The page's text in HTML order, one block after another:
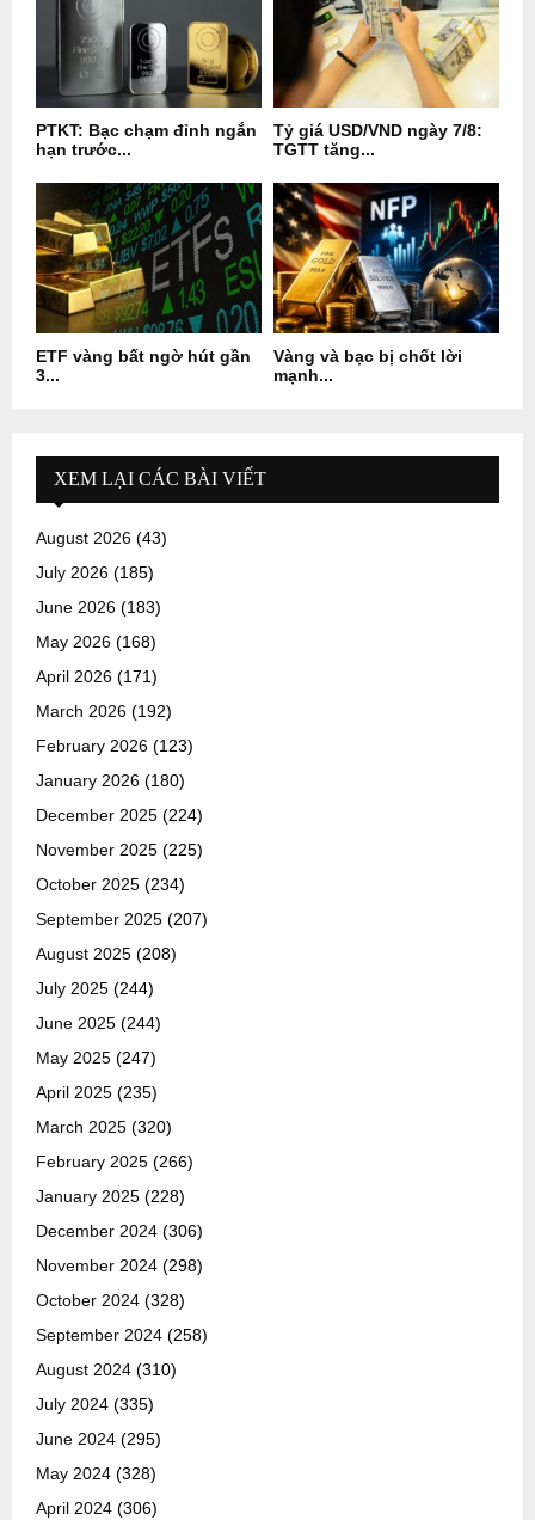
PTKT: Bạc chạm đỉnh ngắn
hạn trước...
Tỷ giá USD/VND ngày 7/8:
TGTT tăng...
ETF vàng bất ngờ hút gần
3...
Vàng và bạc bị chốt lời
mạnh...
XEM LẠI CÁC BÀI VIẾT
August 2026 (43)
July 2026 (185)
June 2026 (183)
May 2026 (168)
April 2026 (171)
March 2026 (192)
February 2026 (123)
January 2026 (180)
December 2025 (224)
November 2025 (225)
October 2025 (234)
September 2025 (207)
August 2025 (208)
July 2025 (244)
June 2025 (244)
May 2025 (247)
April 2025 (235)
March 2025 (320)
February 2025 (266)
January 2025 (228)
December 2024 (306)
November 2024 (298)
October 2024 (328)
September 2024 (258)
August 2024 (310)
July 2024 (335)
June 2024 (295)
May 2024 (328)
April 2024 (306)